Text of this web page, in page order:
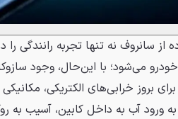
از سانروف نه تنها تجربه رانندگی
می‌شود؛ با این‌حال، وجود
برای بروز خرابی‌های الکتریکی،
به ورود آب به داخل کابین، آسیب